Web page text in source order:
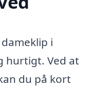
i
hurtigt. Ved at
du på kort